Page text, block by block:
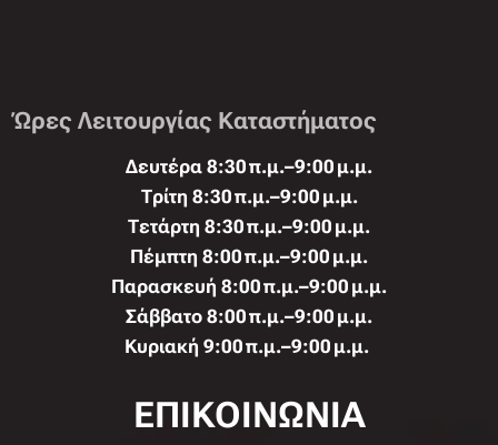
Ώρες Λειτουργίας Καταστήματος
Δευτέρα 8:30 π.μ.–9:00 μ.μ.
Τρίτη 8:30 π.μ.–9:00 μ.μ.
Τετάρτη 8:30 π.μ.–9:00 μ.μ.
Πέμπτη 8:00 π.μ.–9:00 μ.μ.
Παρασκευή 8:00 π.μ.–9:00 μ.μ.
Σάββατο 8:00 π.μ.–9:00 μ.μ.
Κυριακή 9:00 π.μ.–9:00 μ.μ.
ΕΠΙΚΟΙΝΩΝΙΑ